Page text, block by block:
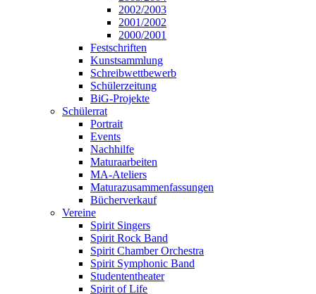
2002/2003
2001/2002
2000/2001
Festschriften
Kunstsammlung
Schreibwettbewerb
Schülerzeitung
BiG-Projekte
Schülerrat
Portrait
Events
Nachhilfe
Maturaarbeiten
MA-Ateliers
Maturazusammenfassungen
Bücherverkauf
Vereine
Spirit Singers
Spirit Rock Band
Spirit Chamber Orchestra
Spirit Symphonic Band
Studententheater
Spirit of Life